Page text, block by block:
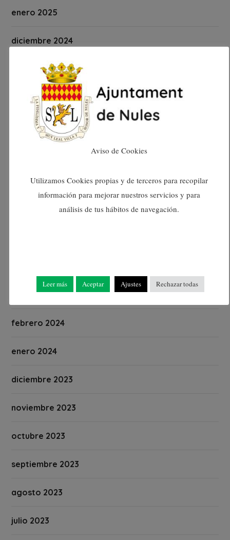
enero 2025
diciembre 2024
noviembre 2024
octubre 2024
septiembre 2024
julio 2024
marzo 2024
febrero 2024
enero 2024
diciembre 2023
noviembre 2023
octubre 2023
septiembre 2023
agosto 2023
julio 2023
Aviso de Cookies
Utilizamos Cookies propias y de terceros para recopilar
información para mejorar nuestros servicios y para
análisis de tus hábitos de navegación.
Leer más Aceptar Ajustes Rechazar todas